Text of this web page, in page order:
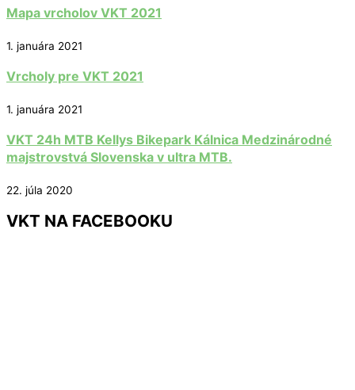
Mapa vrcholov VKT 2021
1. januára 2021
Vrcholy pre VKT 2021
1. januára 2021
VKT 24h MTB Kellys Bikepark Kálnica Medzinárodné
majstrovstvá Slovenska v ultra MTB.
22. júla 2020
VKT NA FACEBOOKU